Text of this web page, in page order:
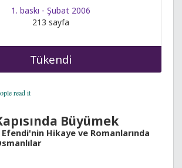
1. baskı - Şubat 2006
213 sayfa
Tükendi
Büyümek
Hikaye ve Romanlarında